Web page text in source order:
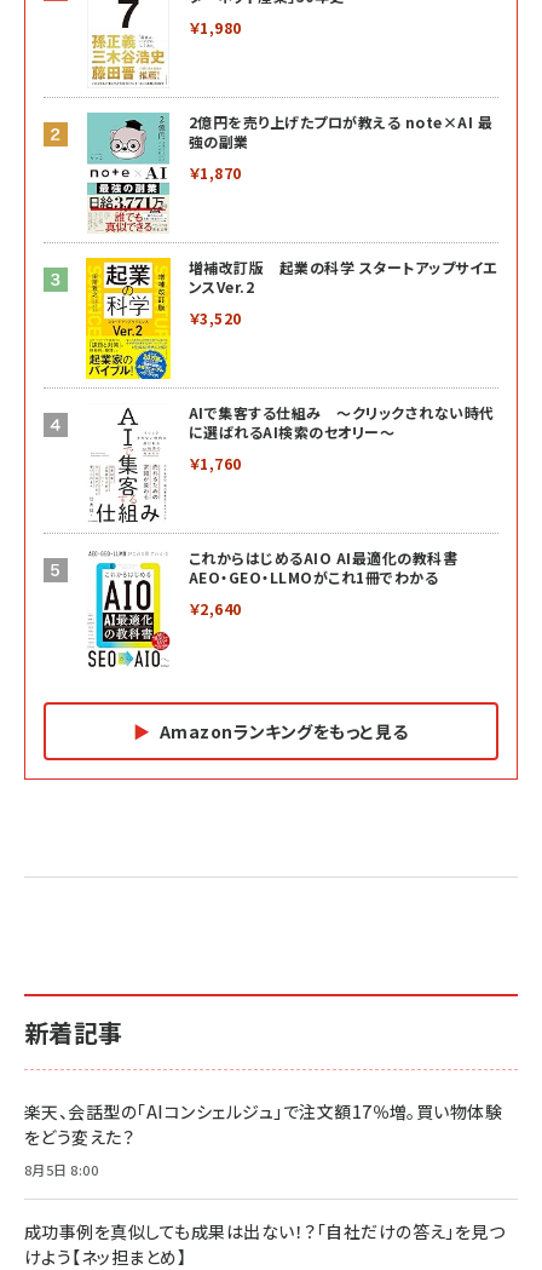
￥1,980
2億円を売り上げたプロが教える note×AI 最
強の副業
￥1,870
増補改訂版 起業の科学 スタートアップサイエ
ンスVer.2
￥3,520
AIで集客する仕組み ～クリックされない時代
に選ばれるAI検索のセオリー～
￥1,760
これからはじめるAIO AI最適化の教科書
AEO・GEO・LLMOがこれ1冊でわかる
￥2,640
Amazonランキングをもっと見る
2億円を売り上げたプロが教える note×AI 最強の
小さな会社は戦略が9割
￥1,815
る時代の成長戦略
￥2,420
anan(アンアン)2026/07/01号 No.2501[魅せる
anan(アンアン)2026/06/24号 No.2500増刊
anan(アンアン)2026/07/08号 No.2502[2026
ママ投資家が育休中に１億貯めた株式投資
￥1,870
ベインキャピタル 企業価値向上力の秘密
ルな本質」
￥2,750
新着記事
楽天、会話型の「AIコンシェルジュ」で注文額17％増。買い物体験
をどう変えた？
8月5日 8:00
成功事例を真似しても成果は出ない！？「自社だけの答え」を見つ
けよう【ネッ担まとめ】